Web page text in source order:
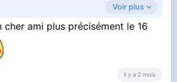
Voir plus
cher ami plus précisément le 16
il y a 2 mois